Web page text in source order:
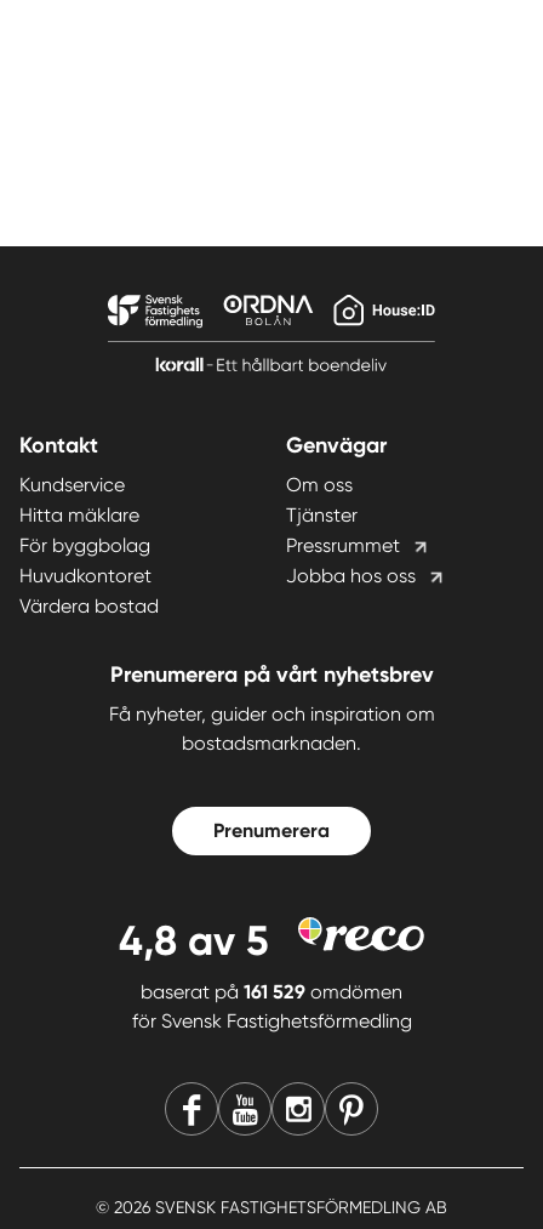
Kontakt
Kundservice
Hitta mäklare
För byggbolag
Huvudkontoret
Värdera bostad
Genvägar
Om oss
Tjänster
Pressrummet
Jobba hos oss
Prenumerera på vårt nyhetsbrev
Få nyheter, guider och inspiration om
bostadsmarknaden.
Prenumerera
4,8 av 5
baserat på 161 529 omdömen
för Svensk Fastighetsförmedling
© 2026 SVENSK FASTIGHETSFÖRMEDLING AB